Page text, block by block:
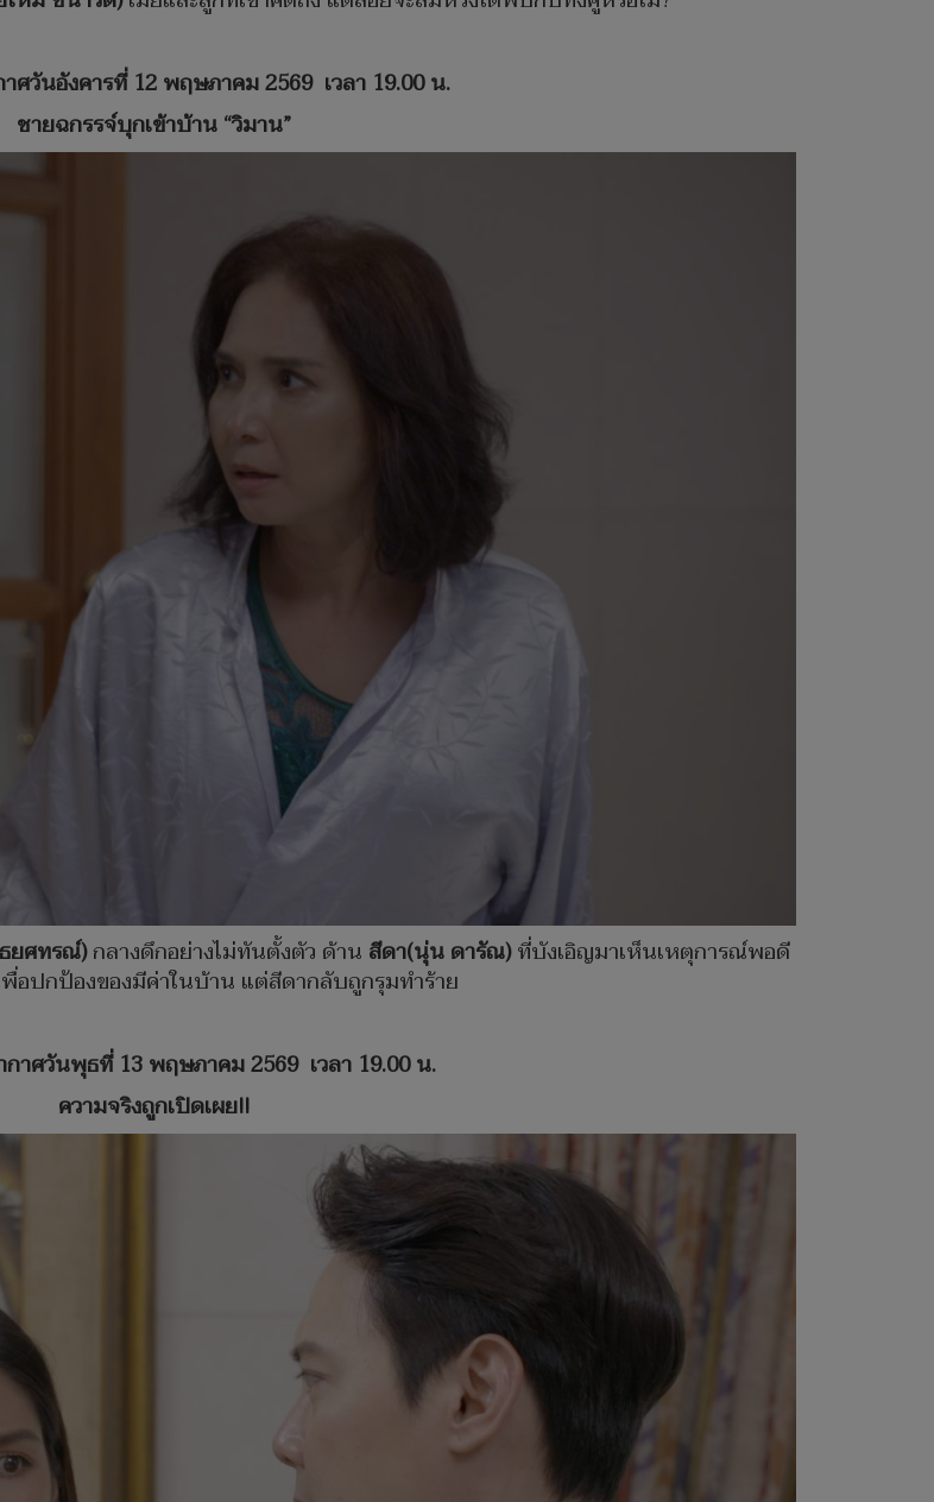
ศวันอังคารที่ 12 พฤษภาคม 2569 เวลา 19.00น.
ชายฉกรรจ์บุกเข้าบ้าน “วิมาน”
ยศทรณ์)กลางดึกอย่างไม่ทันตั้งตัว ด้าน สีดา(นุ่น ดารัณ)ที่บังเอิญมาเห็นเหตุการณ์พอดี
พื่อปกป้องของมีค่าในบ้าน แต่สีดากลับถูกรุมทำร้าย
กาศวันพุธที่ 13 พฤษภาคม 2569 เวลา 19.00น.
ความจริงถูกเปิดเผย!!